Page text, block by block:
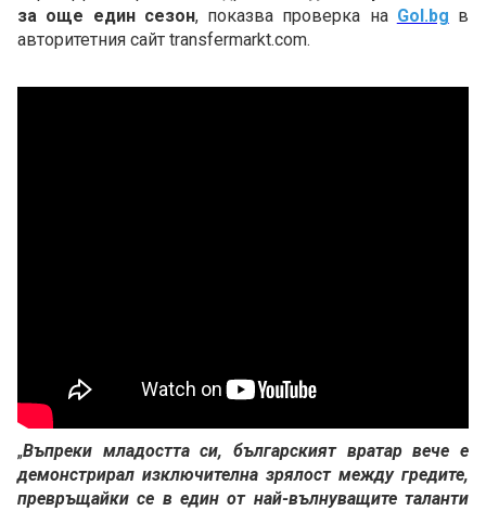
за още един сезон, показва проверка на Gol.bg в
авторитетния сайт transfermarkt.com.
„Въпреки младостта си, българският вратар вече е
демонстрирал изключителна зрялост между гредите,
превръщайки се в един от най-вълнуващите таланти